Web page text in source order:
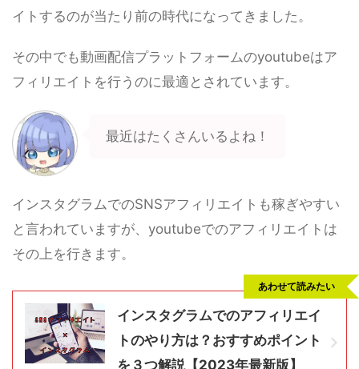
イトするのが当たり前の時代になってきました。
その中でも動画配信プラットフォームのyoutubeはア
フィリエイトを行うのに最適とされています。
最近はたくさんいるよね！
インスタグラムでのSNSアフィリエイトも稼ぎやすい
と言われていますが、youtubeでのアフィリエイトは
その上を行きます。
インスタグラムでのアフィリエイ
トのやり方は？おすすめポイント
を３つ解説【2023年最新版】
あわせて読みたい